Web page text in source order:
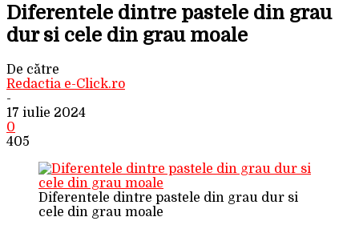
Diferentele dintre pastele din grau
dur si cele din grau moale
De către
Redactia e-Click.ro
-
17 iulie 2024
0
405
Diferentele dintre pastele din grau dur si
cele din grau moale